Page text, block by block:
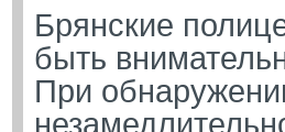
Брянские
быть
При